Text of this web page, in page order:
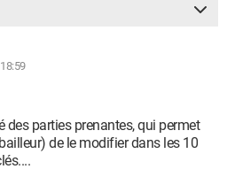
des parties prenantes, qui permet
de le modifier dans les 10